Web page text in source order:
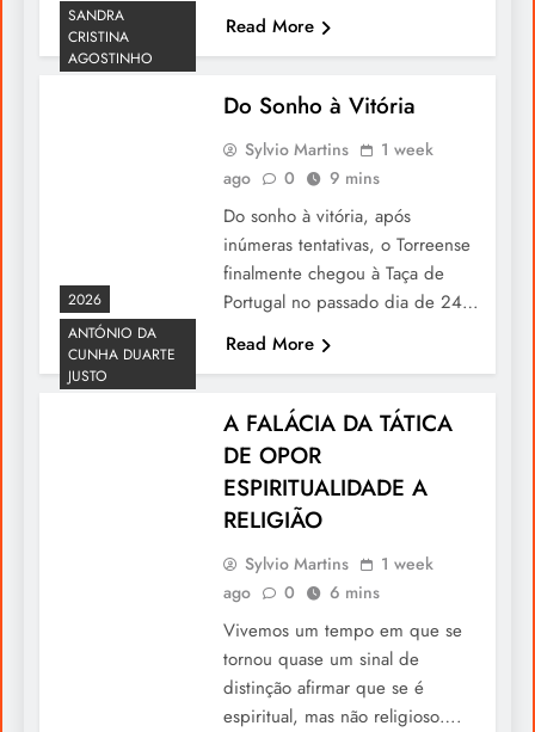
“When the Lights Fade (Goodbye
Ronaldo)”, Rihanna Presta Homenagem
Eterna a Cristiano Ronaldo
A Voz dos Açores Chega à Europa
Read More
SANDRA
CRISTINA
AGOSTINHO
Do Sonho à Vitória
Sylvio Martins
1 week
ago
0 9 mins
Do sonho à vitória, após
inúmeras tentativas, o Torreense
finalmente chegou à Taça de
Portugal no passado dia de 24…
Read More
2026
ANTÓNIO DA
CUNHA DUARTE
JUSTO
A FALÁCIA DA TÁTICA
DE OPOR
ESPIRITUALIDADE A
RELIGIÃO
Sylvio Martins
1 week
ago
0 6 mins
Vivemos um tempo em que se
tornou quase um sinal de
distinção afirmar que se é
espiritual, mas não religioso….